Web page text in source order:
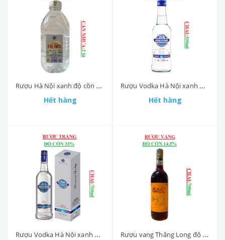
Rượu Hà Nội xanh độ cồn 30% can nhựa 2 lít
Hết hàng
Rượu Vodka Hà Nội xanh độ cồn 29.5% chai 300ml
Hết hàng
Rượu Vodka Hà Nội xanh độ cồn 33% chai 700ml Rượu vang Thăng Long độ cồn 14.5% chai 700ml